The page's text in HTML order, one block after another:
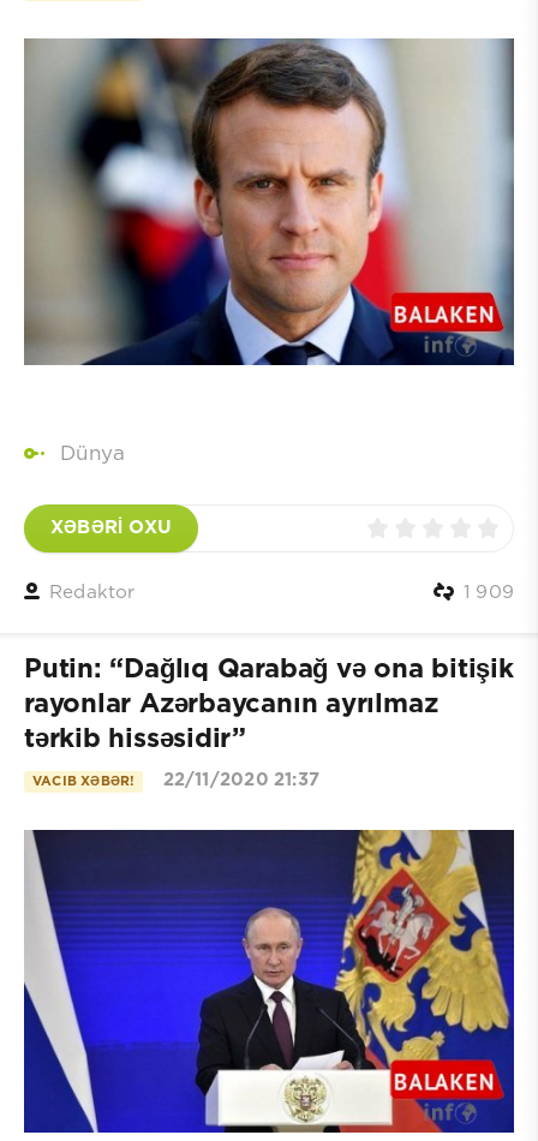
Dünya
XƏBƏRİ OXU
Redaktor 1 909
Putin: “Dağlıq Qarabağ və ona bitişik
rayonlar Azərbaycanın ayrılmaz
tərkib hissəsidir”
VACIB XƏBƏR! 22/11/2020 21:37